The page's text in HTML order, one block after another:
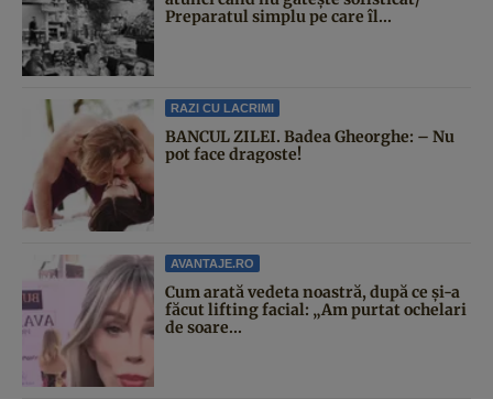
Preparatul simplu pe care îl...
RAZI CU LACRIMI
BANCUL ZILEI. Badea Gheorghe: – Nu
pot face dragoste!
AVANTAJE.RO
Cum arată vedeta noastră, după ce și-a
făcut lifting facial: „Am purtat ochelari
de soare...